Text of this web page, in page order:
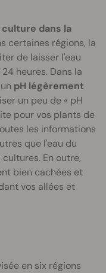
dans la
certaines régions, la
de laisser l'eau
heures. Dans la
pH légèrement
un peu de « pH
pour vos plants de
les informations
que l'eau du
En outre,
bien cachées et
vos allées et
en six régions